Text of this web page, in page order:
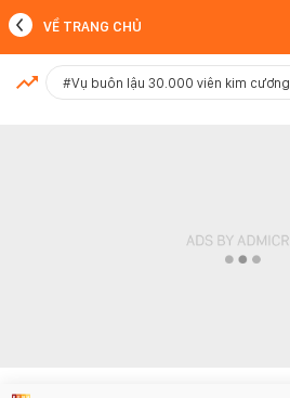
MỚI NHẤT
VỀ TRANG CHỦ
#Vụ buôn lậu 30.000 viên kim cương